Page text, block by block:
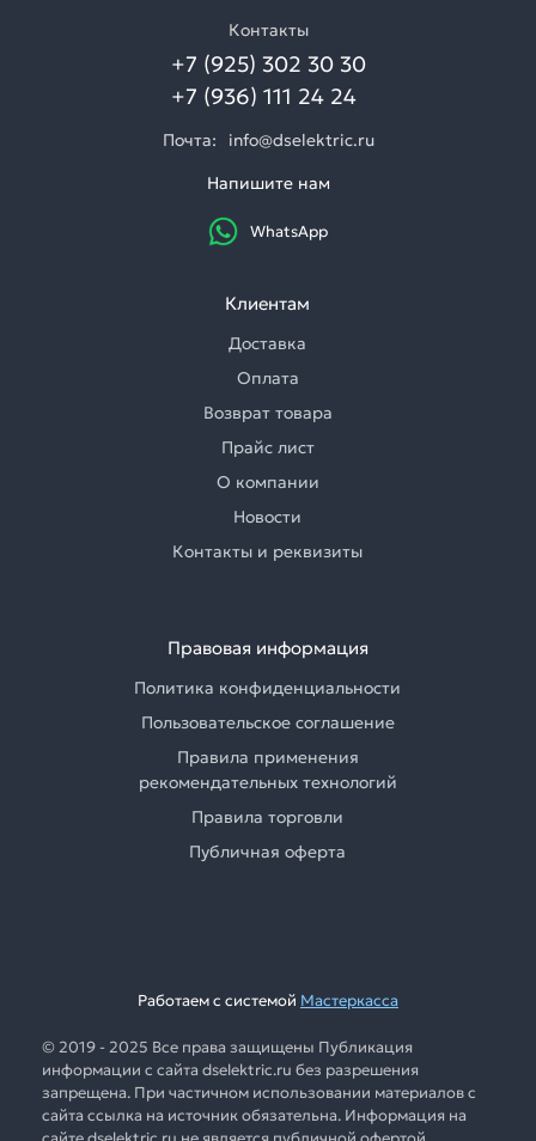
Контакты
+7 (925) 302 30 30
+7 (936) 111 24 24
Почта:
info@dselektric.ru
Напишите нам
WhatsApp
Клиентам
Доставка
Оплата
Возврат товара
Прайс лист
О компании
Новости
Контакты и реквизиты
Правовая информация
Политика конфиденциальности
Пользовательское соглашение
Правила применения
рекомендательных технологий
Правила торговли
Публичная оферта
Работаем с системой Мастеркасса
© 2019 - 2025 Все права защищены Публикация
информации с сайта dselektric.ru без разрешения
запрещена. При частичном использовании материалов с
сайта ссылка на источник обязательна. Информация на